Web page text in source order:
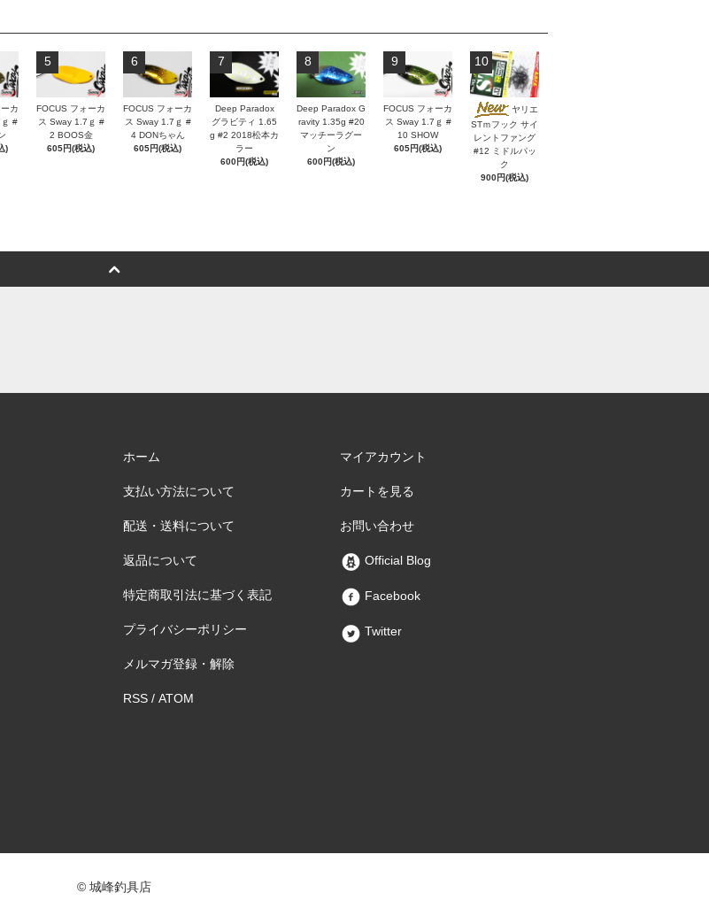
カ
#
)
5
FOCUS フォーカ
ス Sway 1.7ｇ #
2 BOOS金
605円(税込)
6
FOCUS フォーカ
ス Sway 1.7ｇ #
4 DONちゃん
605円(税込)
7
Deep Paradox
グラビティ 1.65
g #2 2018松本カ
ラー
600円(税込)
8
Deep Paradox G
ravity 1.35g #20
マッチーラグー
ン
600円(税込)
9
FOCUS フォーカ
ス Sway 1.7ｇ #
10 SHOW
605円(税込)
10
ヤリエ
STｍフック サイ
レントファング
#12 ミドルパッ
ク
900円(税込)
ホーム
支払い方法について
配送・送料について
返品について
特定商取引法に基づく表記
プライバシーポリシー
メルマガ登録・解除
RSS/ ATOM
マイアカウント
カートを見る
お問い合わせ
Official Blog
Facebook
Twitter
© 城峰釣具店